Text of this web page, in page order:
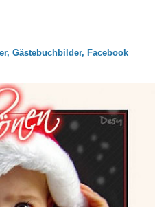
Gästebuchbilder, Facebook